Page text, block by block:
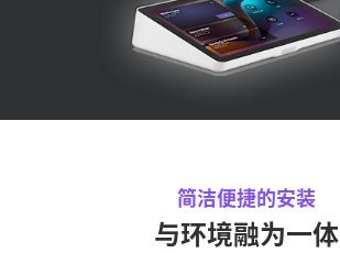
简洁便捷的安装
与环境融为一体